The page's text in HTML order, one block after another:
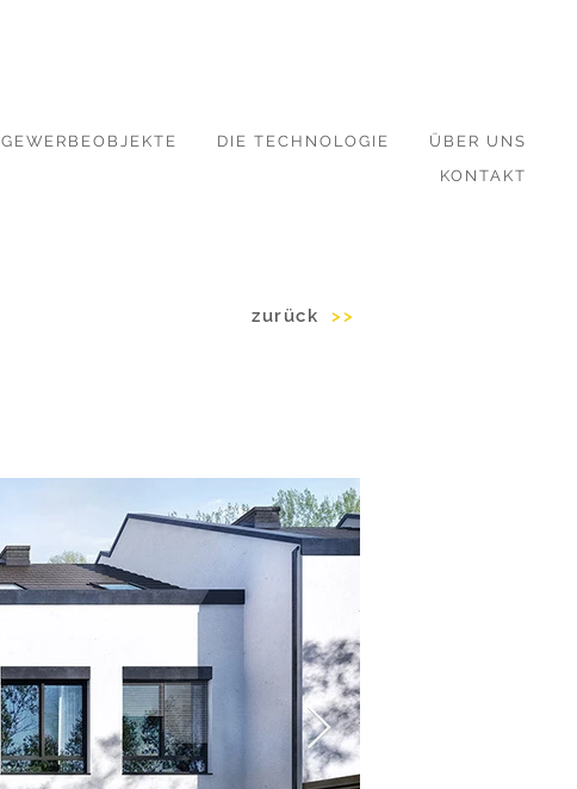
GEWERBEOBJEKTE DIE TECHNOLOGIE
ÜBER UNS
KONTAKT
zurück >>